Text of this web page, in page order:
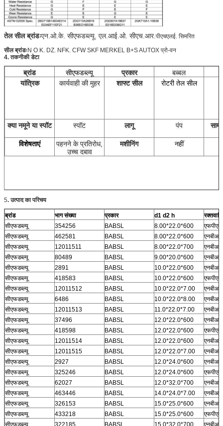
तेल सील ब्रांडःएन.ओ.के. सीएफडब्ल्यू. एल.आई.ओ. सीएच.आर. पीएचएलई. सिमरित
सील ब्रांडःN O K. DZ. NFK. CFW SKF MERKEL B+S AUTOX प्रो-वन
4. तकनीकी डेटा
ब्रांड सीएफडब्ल्यू प्रकार बब्बल
यांत्रिक
कार्यवाही की मुहर शाफ्ट सील रोटरी तेल सील
क्या नमूने या स्पॉट स्पॉट लागू पंप
विशेषताएं
पहनने के प्रतिरोध,
उच्च दबाव
मशीनिंग नहीं
5. उत्पाद का परिचय
ब्रांड भाग संख्या प्रकार d1 d2 h
सीएफडब्ल्यू
354256 BABSL 8.00*22.0*600
एफपीएम
सीएफडब्ल्यू
462581 BABSL 8.00*22.0*600
एनबीआर
सीएफडब्ल्यू
12011511 BABSL 8.00*22.0*700
एनबीआर
सीएफडब्ल्यू
80489 BABSL 9.00*20.0*600
एनबीआर
सीएफडब्ल्यू
2891 BABSL 10.0*22.0*600
एनबीआर
सीएफडब्ल्यू
418583 BABSL 10.0*22.0*600
एफपीएम
सीएफडब्ल्यू
12011512 BABSL 10.0*22.0*7.00
एनबीआर
सीएफडब्ल्यू
6486 BABSL 10.0*22.0*8.00
एनबीआर
सीएफडब्ल्यू
12011513 BABSL 11.0*22.0*7.00
एनबीआर
सीएफडब्ल्यू
37496 BABSL 12.0*22.0*600
एनबीआर
सीएफडब्ल्यू
418598 BABSL 12.0*22.0*600
एफपीएम
सीएफडब्ल्यू
12011514 BABSL 12.0*22.0*600
एनबीआर
सीएफडब्ल्यू
12011515 BABSL 12.0*22.0*7.00
एनबीआर
सीएफडब्ल्यू
2927 BABSL 12.0*24.0*600
एनबीआर
सीएफडब्ल्यू
325246 BABSL 12.0*24.0*600
एफपीएम
सीएफडब्ल्यू
62027 BABSL 12.0*32.0*700
एनबीआर
सीएफडब्ल्यू
463446 BABSL 14.0*24.0*7.00
एनबीआर
सीएफडब्ल्यू
326153 BABSL 15.0*25.0*600
एनबीआर
सीएफडब्ल्यू
433218 BABSL 15.0*25.0*600
एफपीएम
सीएफडब्ल्यू
322185 BABSL 15.0*32.0*700 एनबीआर